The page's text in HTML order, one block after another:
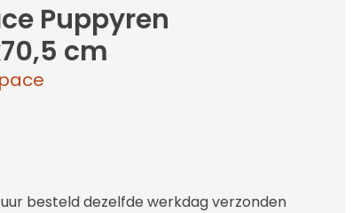
Puppyren
cm
uur besteld dezelfde werkdag verzonden